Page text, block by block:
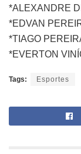
*ALEXANDRE
*EDVAN
*TIAGO
*EVERTON
Tags: Esportes